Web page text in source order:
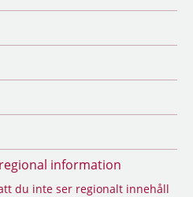
information
du inte ser regionalt innehåll